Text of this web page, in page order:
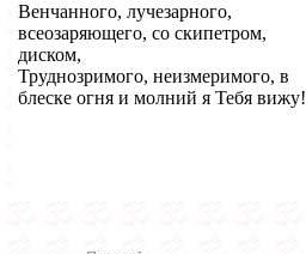
Венчанного, лучезарного,
всеозаряющего, со скипетром,
диском,
Труднозримого, неизмеримого, в
блеске огня и молний я Тебя вижу!